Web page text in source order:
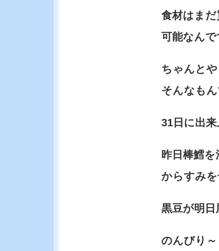
食材はま
可能なん
ちゃんと
そんなも
31日に出
昨日棒鱈
からすみ
黒豆が明
のんびり